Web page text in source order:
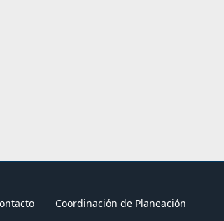
Coordinación de Planeación